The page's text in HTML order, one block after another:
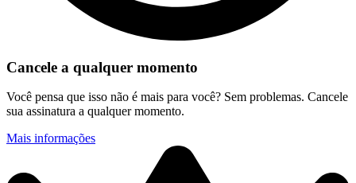
Cancele a qualquer momento
Você pensa que isso não é mais para você? Sem problemas. Cancele
sua assinatura a qualquer momento.
Mais informações